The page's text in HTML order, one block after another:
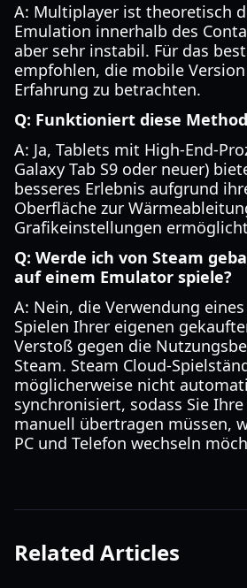
A: Multiplayer ist theoretisch
Emulation innerhalb des
aber sehr instabil. Für das
empfohlen, die mobile
Erfahrung zu betrachten.
Q: Funktioniert diese
A: Ja, Tablets mit High-End-
Galaxy Tab S9 oder neuer)
besseres Erlebnis aufgrund
Oberfläche zur
Grafikeinstellungen
Q: Werde ich von Steam
auf einem Emulator spiele?
A: Nein, die Verwendung
Spielen Ihrer eigenen
Verstoß gegen die
Steam. Steam Cloud-
möglicherweise nicht
synchronisiert, sodass Sie
manuell übertragen müssen,
PC und Telefon wechseln
Related Articles